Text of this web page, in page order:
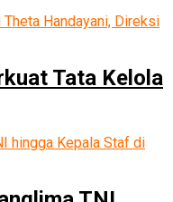
Tata Kelola